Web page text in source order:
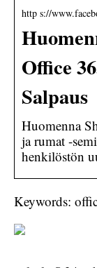
http s://
Office
Salpaus
Huomenna
ja rumat -
henkilöstön
Keywords: